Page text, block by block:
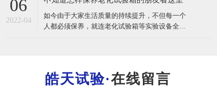
的温度要求越高，价格就越高。由于温度越高，
压榨和改性工程塑料的成本费用就越高。挑选
06
2022-04
​如今由于大家生活质量的持续提升，不但每一个
人都必须保养，就连老化试验箱等实验设备全是
立即开展安全事故解决。2.严禁应用老化试验箱
在线留言